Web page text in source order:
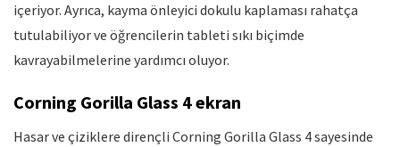
içeriyor. Ayrıca, kayma önleyici dokulu kaplaması rahatça
tutulabiliyor ve öğrencilerin tableti sıkı biçimde
kavrayabilmelerine yardımcı oluyor.
Corning Gorilla Glass 4 ekran
Hasar ve çiziklere dirençli Corning Gorilla Glass 4 sayesinde